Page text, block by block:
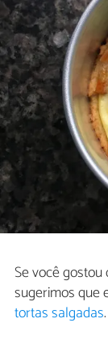
Se você
sugerimos que
tortas salgadas.